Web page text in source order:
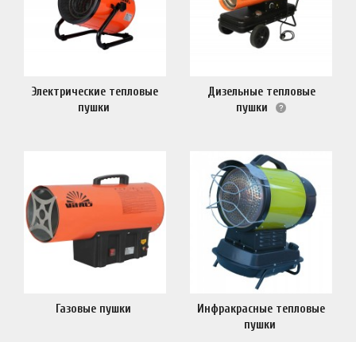
Электрические тепловые
пушки
Дизельные тепловые
пушки
Газовые пушки
Инфракрасные тепловые
пушки